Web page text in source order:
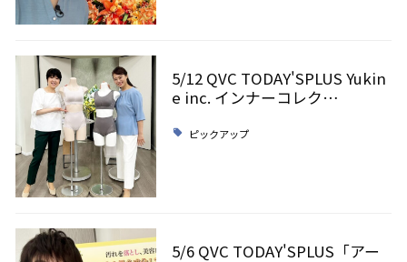
5/12 QVC TODAY'SPLUS Yukin
e inc. インナーコレク…
ピックアップ
5/6 QVC TODAY'SPLUS「アー